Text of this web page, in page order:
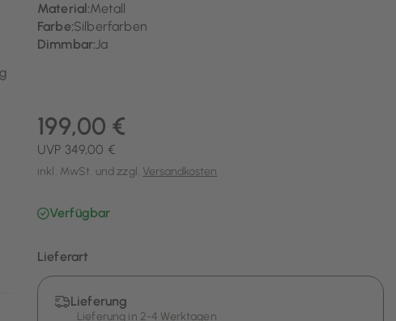
Material:Metall
Farbe:Silberfarben
Dimmbar:Ja
199,00 €
UVP 349,00 €
inkl. MwSt. und zzgl. Versandkosten
Verfügbar
Lieferart
Lieferung
Lieferung in 2-4 Werktagen